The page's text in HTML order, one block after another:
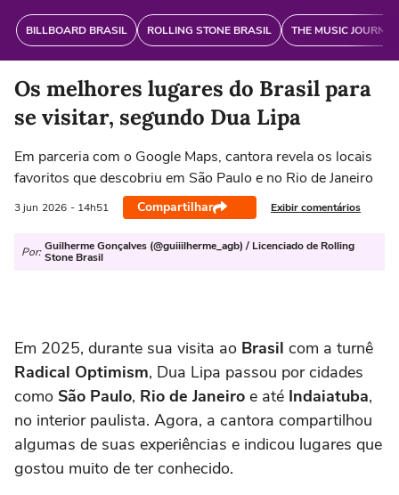
BILLBOARD BRASIL ROLLING STONE BRASIL THE MUSIC
Os melhores lugares do Brasil para
se visitar, segundo Dua Lipa
Em parceria com o Google Maps, cantora revela os locais
favoritos que descobriu em São Paulo e no Rio de Janeiro
3 jun 2026 - 14h51 Compartilhar Exibir comentários
Por: Guilherme Gonçalves (@guiiilherme_agb) / Licenciado de Rolling
Stone Brasil
Em 2025, durante sua visita ao Brasil com a turnê
Radical Optimism, Dua Lipa passou por cidades
como São Paulo, Rio de Janeiro e até Indaiatuba,
no interior paulista. Agora, a cantora compartilhou
algumas de suas experiências e indicou lugares que
gostou muito de ter conhecido.